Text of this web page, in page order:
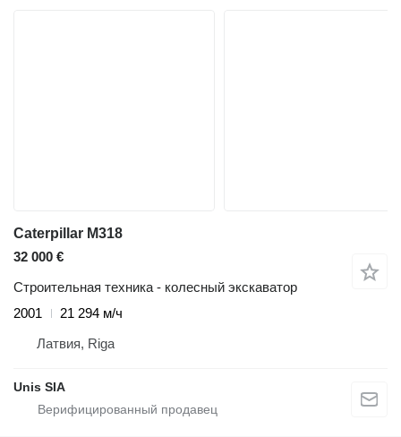
Caterpillar M318
32 000 €
Строительная техника - колесный экскаватор
2001
21 294 м/ч
Латвия, Riga
Unis SIA